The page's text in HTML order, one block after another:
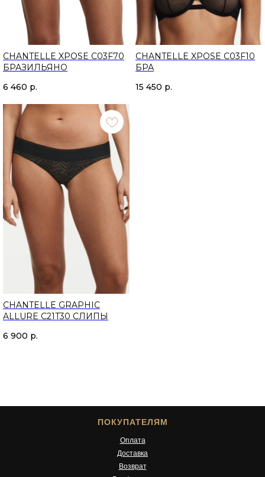
CHANTELLE XPOSE C03F70
БРАЗИЛЬЯНО
6 460 р.
CHANTELLE XPOSE C03F10
БРА
15 450 р.
CHANTELLE GRAPHIC
ALLURE C21T30 СЛИПЫ
6 900 р.
ПОКУПАТЕЛЯМ
Оплата
Доставка
Возврат